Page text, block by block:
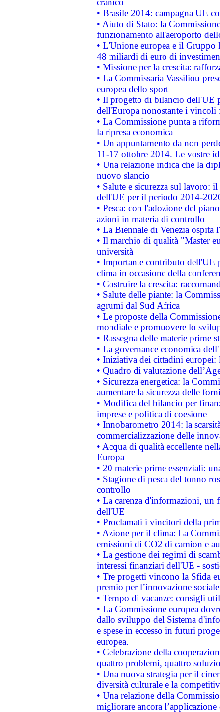
cranico
• Brasile 2014: campagna UE
• Aiuto di Stato: la
funzionamento all'aeroporto
• L'Unione europea e il
48 miliardi di euro di
• Missione per la crescita:
• La Commissaria Vassiliou
europea dello sport
• Il progetto di bilancio dell'UE
dell'Europa nonostante i vincoli
• La Commissione punta a
la ripresa economica
• Un appuntamento da non
11-17 ottobre 2014. Le vostre
• Una relazione indica che la
nuovo slancio
• Salute e sicurezza sul lavoro:
dell'UE per il periodo 2014-
• Pesca: con l'adozione del
azioni in materia di controllo
• La Biennale di Venezia ospita
• Il marchio di qualità "Master
università
• Importante contributo dell'UE
clima in occasione della
• Costruire la crescita:
• Salute delle piante: la
agrumi dal Sud Africa
• Le proposte della
mondiale e promuovere lo
• Rassegna delle materie prime
• La governance economica
• Iniziativa dei cittadini
• Quadro di valutazione
• Sicurezza energetica: la
aumentare la sicurezza delle
• Modifica del bilancio per
imprese e politica di coesione
• Innobarometro 2014: la
commercializzazione delle
• Acqua di qualità eccellente
Europa
• 20 materie prime essenziali:
• Stagione di pesca del tonno
controllo
• La carenza d'informazioni, un
dell'UE
• Proclamati i vincitori della
• Azione per il clima: La
emissioni di CO2 di camion e
• La gestione dei regimi di
interessi finanziari dell'UE -
• Tre progetti vincono la Sfida
premio per l’innovazione sociale
• Tempo di vacanze: consigli
• La Commissione europea
dallo sviluppo del Sistema
e spese in eccesso in futuri
europea.
• Celebrazione della
quattro problemi, quattro
• Una nuova strategia per il
diversità culturale e la
• Una relazione della
migliorare ancora